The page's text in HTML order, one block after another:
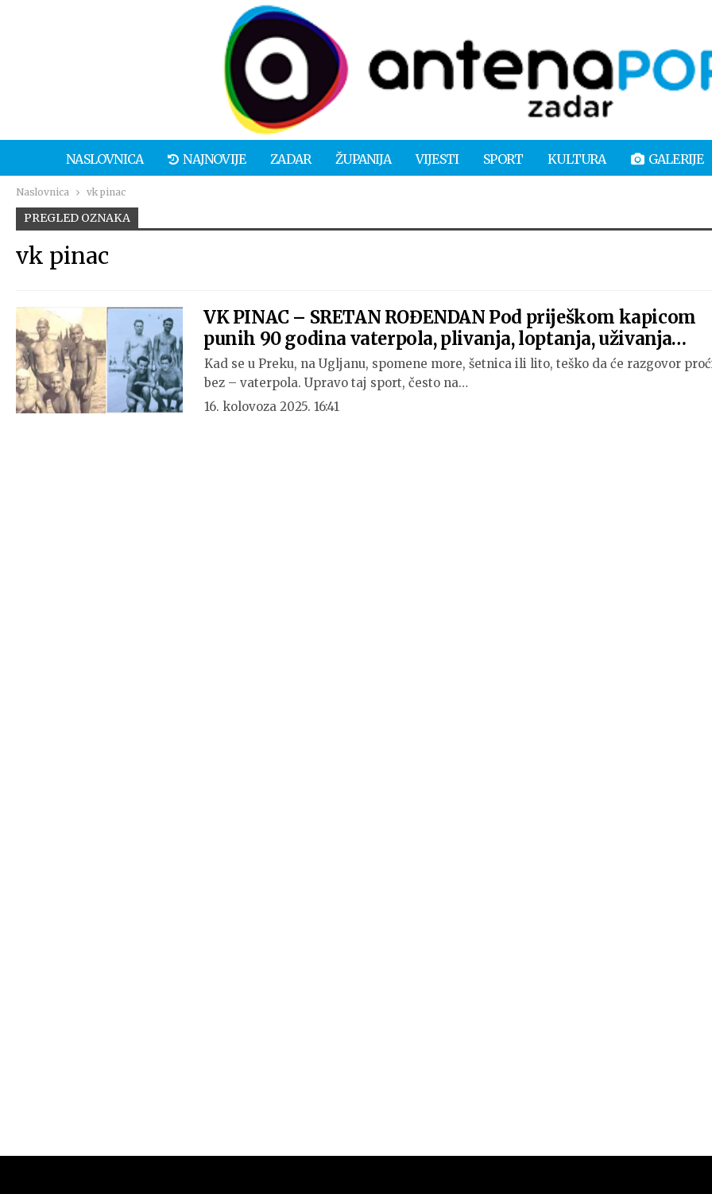
NASLOVNICA NAJNOVIJE ZADAR ŽUPANIJA VIJESTI SPORT KULTURA GALERIJE
Naslovnica vk pinac
PREGLED OZNAKA
vk pinac
VK PINAC – SRETAN ROĐENDAN Pod priješkom kapicom
punih 90 godina vaterpola, plivanja, loptanja, uživanja…
Kad se u Preku, na Ugljanu, spomene more, šetnica ili lito, teško da će razgovor
bez – vaterpola. Upravo taj sport, često na…
16. kolovoza 2025. 16:41